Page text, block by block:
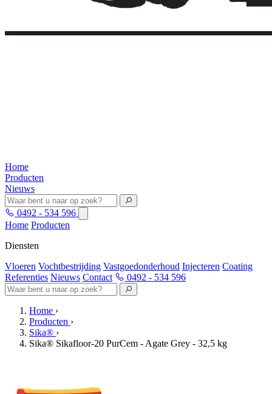
Home
Producten
Nieuws
0492 - 534 596
Home Producten
Diensten
Vloeren Vochtbestrijding Vastgoedonderhoud Injecteren Coating
Referenties Nieuws Contact 0492 - 534 596
Home ›
Producten ›
Sika® ›
Sika® Sikafloor-20 PurCem - Agate Grey - 32,5 kg